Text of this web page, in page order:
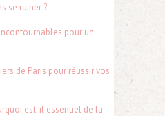
se ruiner ?
pour un
de Paris pour réussir vos
est-il essentiel de la